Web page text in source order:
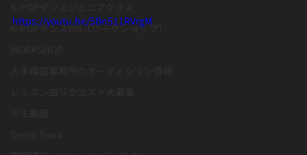
K-POPダンスWS（ワークショップ）
https://youtu.be/5Bn511RVrgM